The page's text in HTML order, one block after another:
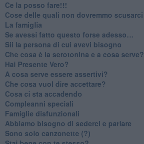
​Ce la posso fare!!!
​Cose delle quali non dovremmo scusarci
​La famiglia
​Se avessi fatto questo forse adesso…
​Sii la persona di cui avevi bisogno
Che cosa è la serotonina e a cosa serve?
​Hai Presente Vero?
A cosa serve essere assertivi?
​Che cosa vuol dire accettare?
​Cosa ci sta accadendo
​Compleanni speciali
​Famiglie disfunzionali
​Abbiamo bisogno di sederci e parlare
Sono solo canzonette (?)